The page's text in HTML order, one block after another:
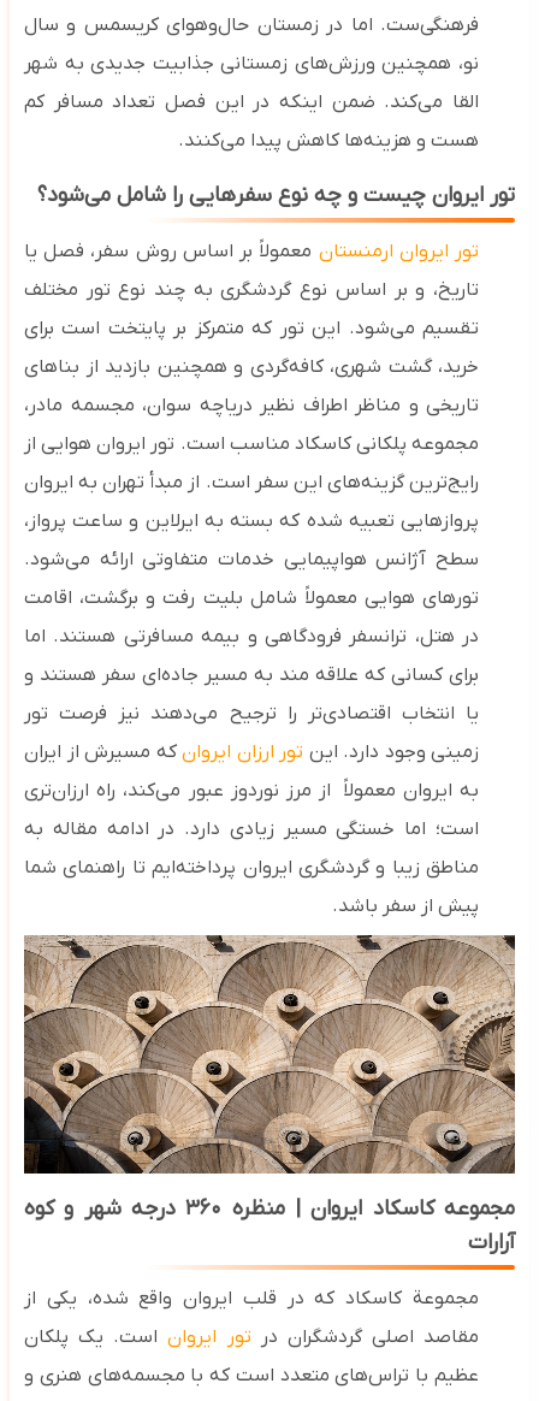
فرهنگی‌ست. اما در زمستان حال‌وهوای کریسمس و سال
نو، همچنین ورزش‌های زمستانی جذابیت جدیدی به شهر
القا می‌کند. ضمن اینکه در این فصل تعداد مسافر کم
هست و هزینه‌ها کاهش پیدا می‌کنند.
تور ایروان چیست و چه نوع سفرهایی را شامل می‌شود؟
تور ایروان ارمنستانمعمولاً بر اساس روش سفر، فصل یا
تاریخ، و بر اساس نوع گردشگری به چند نوع تور مختلف
تقسیم می‌شود. این تور که متمرکز بر پایتخت است برای
خرید، گشت شهری، کافه‌گردی و همچنین بازدید از بناهای
تاریخی و مناظر اطراف نظیر دریاچه سوان، مجسمه مادر،
مجموعه پلکانی کاسکاد مناسب است. تور ایروان هوایی از
رایج‌ترین گزینه‌های این سفر است. از مبدأ تهران به ایروان
پروازهایی تعبیه شده که بسته به ایرلاین و ساعت پرواز،
سطح آژانس هواپیمایی خدمات متفاوتی ارائه می‌شود.
تورهای هوایی معمولاً شامل بلیت رفت‌ و برگشت، اقامت
در هتل، ترانسفر فرودگاهی و بیمه مسافرتی هستند. اما
برای کسانی که علاقه ‌مند به مسیر جاده‌ای سفر هستند و
یا انتخاب اقتصادی‌تر را ترجیح می‌دهند نیز فرصت تور
زمینی وجود دارد. اینتور ارزان ایروانکه مسیرش از ایران
به ایروان معمولاً از مرز نوردوز عبور می‌کند، راه ارزان‌تری
است؛ اما خستگی مسیر زیادی دارد. در ادامه مقاله به
مناطق زیبا و گردشگری ایروان پرداخته‌ایم تا راهنمای شما
پیش از سفر باشد.
مجموعه کاسکاد ایروان | منظره ۳۶۰درجه شهر و کوه
آرارات
مجموعة کاسکاد که در قلب ایروان واقع شده، یکی از
مقاصد اصلی گردشگران در تور ایرواناست. یک پلکان
عظیم با تراس‌های متعدد است که با مجسمه‌های هنری و